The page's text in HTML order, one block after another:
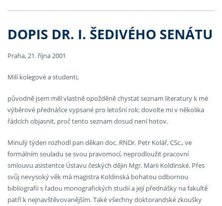
DOPIS DR. I. ŠEDIVÉHO SENÁTU
Praha, 21. října 2001
Milí kolegové a studenti,
původně jsem měl vlastně opožděně chystat seznam literatury k mé
výběrové přednášce vypsané pro letošní rok; dovolte mi v několika
řádcích objasnit, proč tento seznam dosud není hotov.
Minulý týden rozhodl pan děkan doc. RNDr. Petr Kolář, CSc., ve
formálním souladu se svou pravomocí, neprodloužit pracovní
smlouvu asistentce Ústavu českých dějin Mgr. Marii Koldinské. Přes
svůj nevysoký věk má magistra Koldinská bohatou odbornou
bibliografii s řadou monografických studií a její přednášky na fakultě
patří k nejnavštěvovanějším. Také všechny doktorandské zkoušky